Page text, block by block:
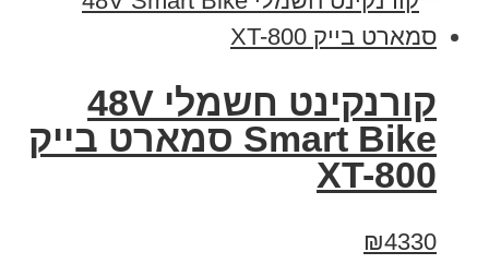
קורנקינט חשמלי 48V
Smart Bike סמארט בייק
XT-800
₪4330